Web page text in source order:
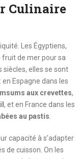
Culinaire
Les Égyptiens,
fruit de mer pour sa
elles se sont
Espagne dans les
aux crevettes,
, et en France dans les
au pastis
capacité à s’adapter
de cuisson. On les